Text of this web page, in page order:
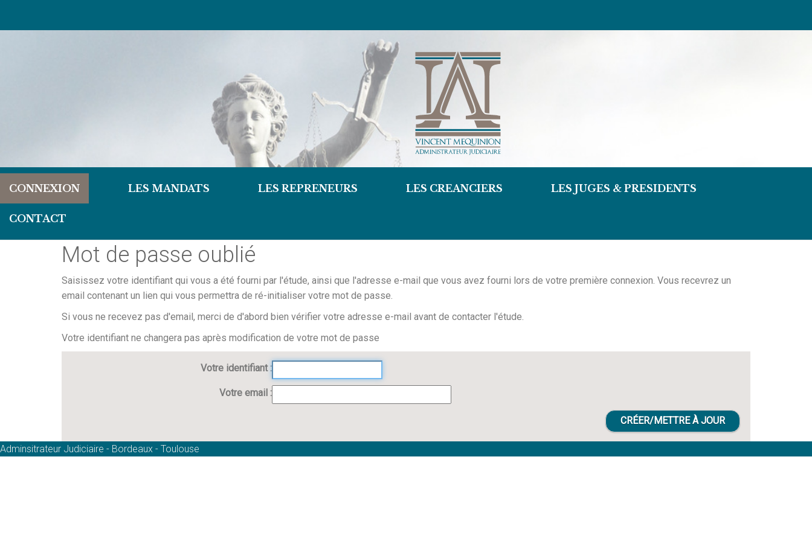
CONNEXION LES MANDATS LES REPRENEURS LES CREANCIERS LES JUGES & PRESIDENTS
CONTACT
Mot de passe oublié
Saisissez votre identifiant qui vous a été fourni par l'étude, ainsi que l'adresse e-mail que vous avez fourni lors de votre première connexion. Vous recevrez un
email contenant un lien qui vous permettra de ré-initialiser votre mot de passe.
Si vous ne recevez pas d'email, merci de d'abord bien vérifier votre adresse e-mail avant de contacter l'étude.
Votre identifiant ne changera pas après modification de votre mot de passe
Votre identifiant
Votre email
Adminsitrateur Judiciaire - Bordeaux - Toulouse